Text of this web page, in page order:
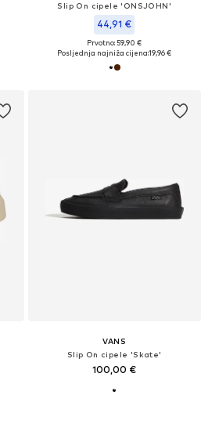
Slip On cipele 'ONSJOHN'
44,91 €
Prvotno: 59,90 €
Posljednja najniža cijena:19,96 €
VANS
Slip On cipele 'Skate'
100,00 €